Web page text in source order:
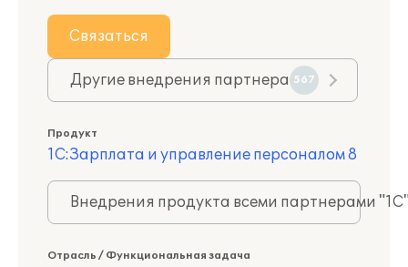
Связаться
Другие внедрения партнера 567
Продукт
1С:Зарплата и управление персоналом 8
Внедрения продукта всеми партнерами
Отрасль / Функциональная задача